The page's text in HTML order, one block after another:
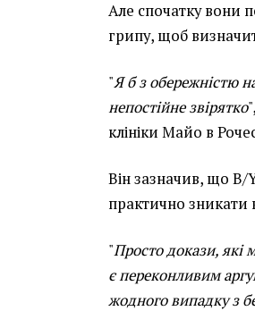
Але спочатку вони
грипу, щоб
"Я б з обережністю
непостійне звірятко
клініки Майо в
Він зазначив, що B/
практично зникати
"Просто докази, які
є переконливим
жодного випадку з